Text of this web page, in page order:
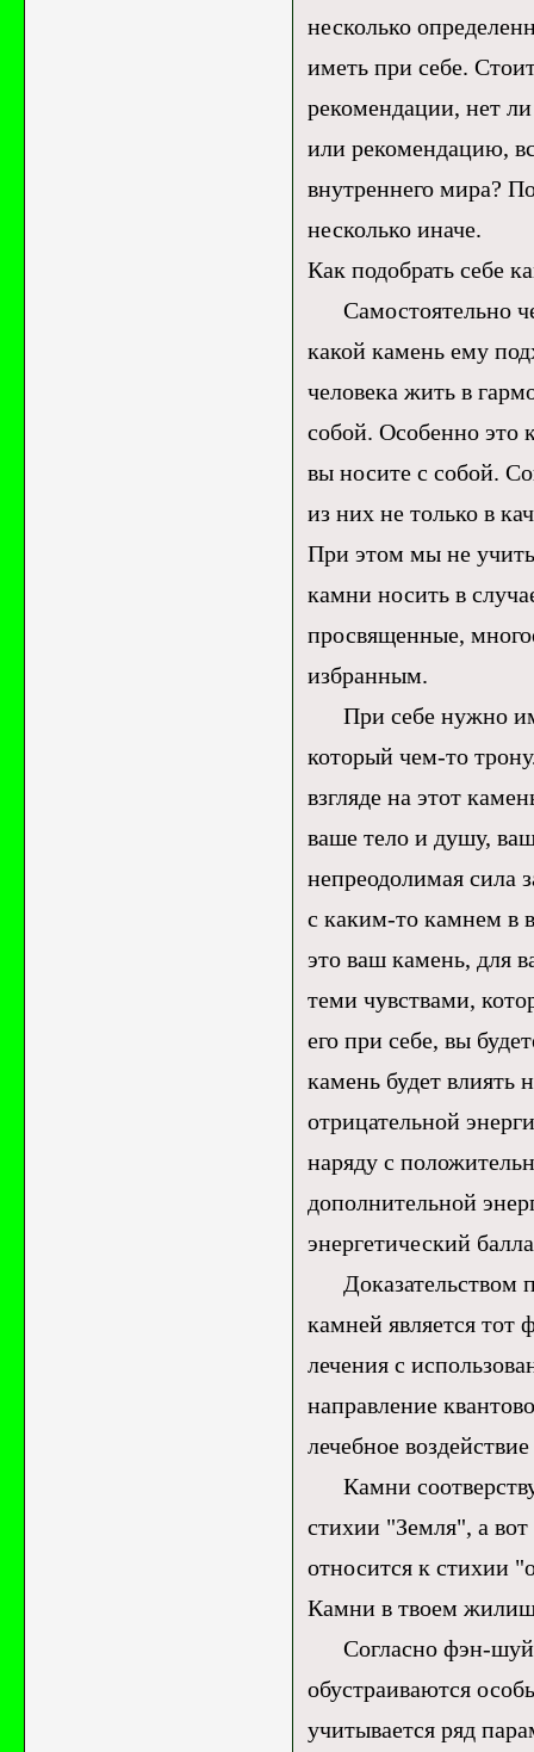
несколько
иметь при себе.
рекомендации, нет ли
или рекомендацию,
внутреннего мира?
несколько иначе.
Как подобрать себе
Самостоятельно
какой камень ему
человека жить в
собой. Особенно это
вы носите с собой.
из них не только в
При этом мы не
камни носить в
просвященные,
избранным.
При себе нужно
который чем-то
взгляде на этот
ваше тело и душу,
непреодолимая сила
с каким-то камнем в
это ваш камень, для
теми чувствами,
его при себе, вы
камень будет влиять
отрицательной
наряду с
дополнительной
энергетический
Доказательством
камней является тот
лечения с
направление
лечебное
Камни
стихии "Земля", а
относится к стихии
Камни в твоем
Согласно фэн-шуй,
обустраиваются
учитывается ряд